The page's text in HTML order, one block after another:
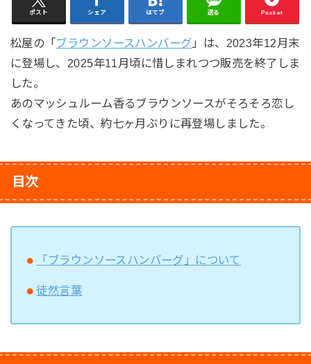
ポスト シェア はてブ 送る Pocket
松屋の「ブラウンソースハンバーグ 」は、2023年12月末
に登場し、2025年11月頃に惜しまれつつ販売を終了しま
した。
あのマッシュルーム香るブラウンソースがそろそろ恋し
くなってきた頃、約七ヶ月ぶりに再登場しました。
目次
「ブラウンソースハンバーグ」について
徒然言葉